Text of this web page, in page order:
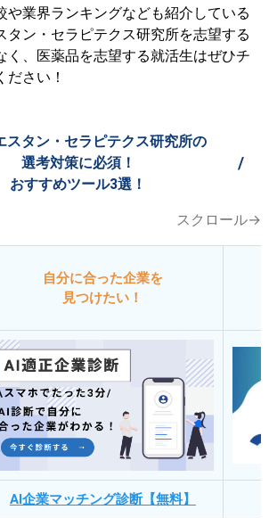
や業界ランキングなども紹介している
タン・セラピテクス研究所を志望する
く、医薬品を志望する就活生はぜひチ
ださい！
スタン・セラピテクス研究所の
選考対策に必須！
おすすめツール3選！
/
スクロール→
自分に合った企業を
見つけたい！
AI企業マッチング診断【無料】